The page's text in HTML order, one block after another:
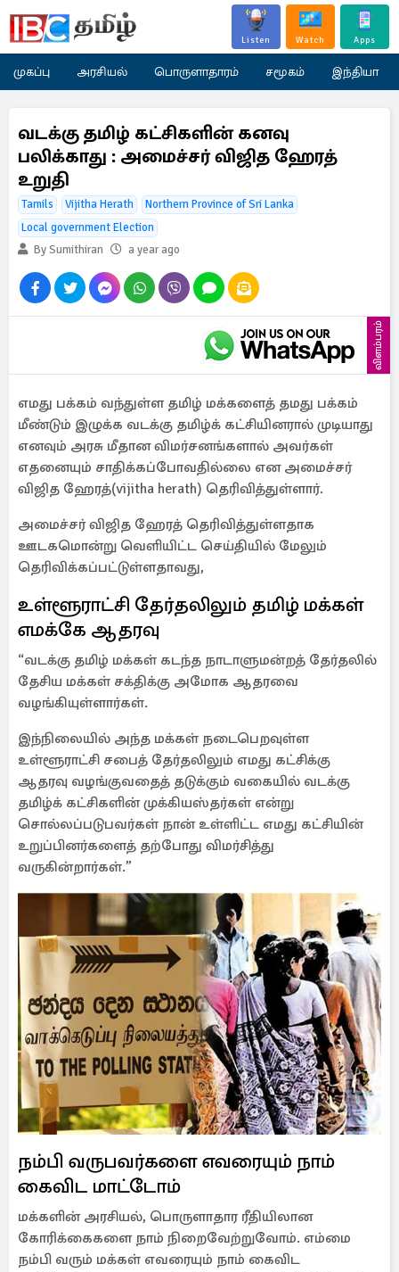
Listen Watch Apps
முகப்பு அரசியல் பொருளாதாரம் சமூகம் இந்தியா
வடக்கு தமிழ் கட்சிகளின் கனவு
பலிக்காது : அமைச்சர் விஜித ஹேரத்
உறுதி
Tamils Vijitha Herath
Northern Province of Sri Lanka
Local government Election
By Sumithiran
a year ago
விளம்பரம்
எமது பக்கம் வந்துள்ள தமிழ் மக்களைத் தமது பக்கம்
மீண்டும் இழுக்க வடக்கு தமிழ்க் கட்சியினரால் முடியாது
எனவும் அரசு மீதான விமர்சனங்களால் அவர்கள்
எதனையும் சாதிக்கப்போவதில்லை என அமைச்சர்
விஜித ஹேரத்(vijitha herath) தெரிவித்துள்ளார்.
அமைச்சர் விஜித ஹேரத் தெரிவித்துள்ளதாக
ஊடகமொன்று வெளியிட்ட செய்தியில் மேலும்
தெரிவிக்கப்பட்டுள்ளதாவது,
உள்ளூராட்சி தேர்தலிலும் தமிழ் மக்கள்
எமக்கே ஆதரவு
“வடக்கு தமிழ் மக்கள் கடந்த நாடாளுமன்றத் தேர்தலில்
தேசிய மக்கள் சக்திக்கு அமோக ஆதரவை
வழங்கியுள்ளார்கள்.
இந்நிலையில் அந்த மக்கள் நடைபெறவுள்ள
உள்ளூராட்சி சபைத் தேர்தலிலும் எமது கட்சிக்கு
ஆதரவு வழங்குவதைத் தடுக்கும் வகையில் வடக்கு
தமிழ்க் கட்சிகளின் முக்கியஸ்தர்கள் என்று
சொல்லப்படுபவர்கள் நான் உள்ளிட்ட எமது கட்சியின்
உறுப்பினர்களைத் தற்போது விமர்சித்து
வருகின்றார்கள்.”
நம்பி வருபவர்களை எவரையும் நாம்
கைவிட மாட்டோம்
மக்களின் அரசியல், பொருளாதார ரீதியிலான
கோரிக்கைகளை நாம் நிறைவேற்றுவோம். எம்மை
நம்பி வரும் மக்கள் எவரையும் நாம் கைவிட